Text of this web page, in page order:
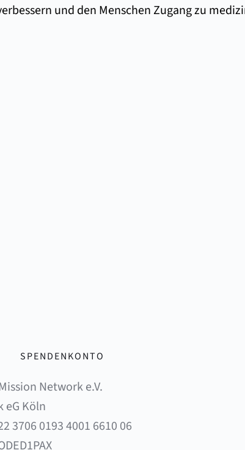
und den Menschen Zugang zu
SPENDENKONTO
Network e.V.
eG Köln
3706 0193 4001 6610 06